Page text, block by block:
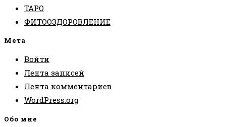
ТАРО
ФИТООЗДОРОВЛЕНИЕ
Мета
Войти
Лента записей
Лента комментариев
WordPress.org
Обо мне